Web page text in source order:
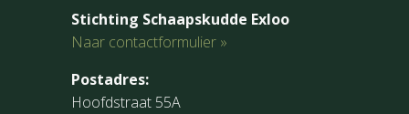
Stichting Schaapskudde Exloo
Naar contactformulier »
Postadres:
Hoofdstraat 55A